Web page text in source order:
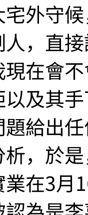
外守
人，直
在會
以及其
給出
，於
在3月